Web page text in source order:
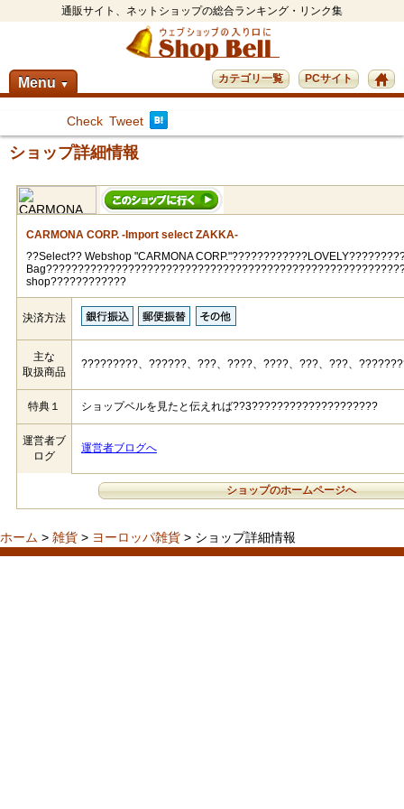
通販サイト、ネットショップの総合ランキング・リンク集
Menu ▼ PCサイト
カテゴリ一覧
Check Tweet
ショップ詳細情報
CARMONA CORP. -Import select ZAKKA-
??Select?? Webshop "CARMONA
shop????????????
決済方法
主な
取扱商品
?????????、??????、???、????、????、???、???、
特典１ ショップベルを見たと伝えれば??3????????????????????
運営者ブ
ログ
運営者ブログへ
ショップのホームページへ
ホーム > 雑貨 > ヨーロッパ雑貨 > ショップ詳細情報